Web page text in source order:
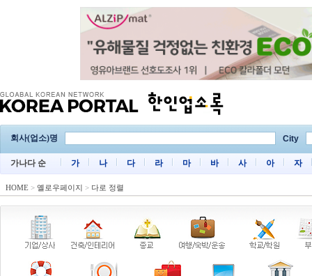
회사(업소)명 City
가나다 순 가 나 다 라 마 바 사 아 자
HOME > 옐로우페이지 > 다로 정렬